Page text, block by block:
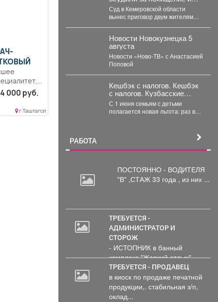
000 руб.
г Таштагол
истязание подростка
Суд в Кемеровской области
вынес приговор двум жителям
Новости Новокузнецка 5
августа
Новости «Ново-ТВ» с Анастасией
Поповой
Кешбэк с налогов. Кешбэк
с налогов. Кузбасские
семьи раз в год вернут
часть уплаченных денег
С 1 июня семьям с детьми
полагается новая льгота: раз в
РАБОТА
ПОСТОЯННО - ВОДИТЕЛЯ
"В" ,СТАЖ 33 года , из них ...
ТРЕБУЕТСЯ -
АДМИНИСТРАТОР И
СТОРОЖ
- ИСТОПНИК в банный
комплекс "Жаркий отдых"
Администрирование и тех....
ТРЕБУЕТСЯ - ПРОДАВЕЦ
в киоск по продаже печатной
продукции,. стабильная з/п,
оклад...